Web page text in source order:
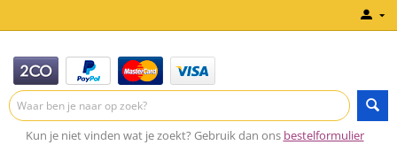
Kun je niet vinden wat je zoekt? Gebruik dan ons bestelformulier